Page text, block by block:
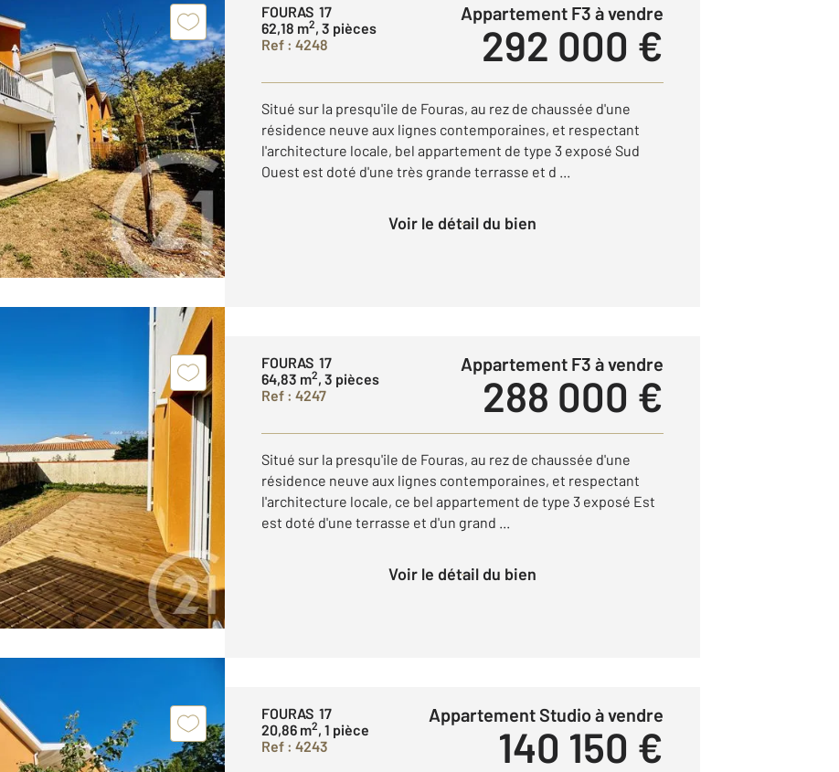
FOURAS 17
62,18 m2, 3 pièces
Ref : 4248
Appartement F3 à vendre
292 000 €
Situé sur la presqu'ile de Fouras, au rez de chaussée d'une
résidence neuve aux lignes contemporaines, et respectant
l'architecture locale, bel appartement de type 3 exposé Sud
Ouest est doté d'une très grande terrasse et d ...
Voir le détail du bien
FOURAS 17
64,83 m2, 3 pièces
Ref : 4247
Appartement F3 à vendre
288 000 €
Situé sur la presqu'ile de Fouras, au rez de chaussée d'une
résidence neuve aux lignes contemporaines, et respectant
l'architecture locale, ce bel appartement de type 3 exposé Est
est doté d'une terrasse et d'un grand ...
Voir le détail du bien
FOURAS 17
20,86 m2, 1 pièce
Ref : 4243
Appartement Studio à vendre
140 150 €